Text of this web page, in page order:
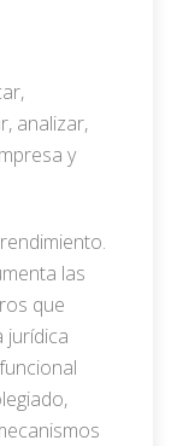
analizar,
y
las
que
jurídica